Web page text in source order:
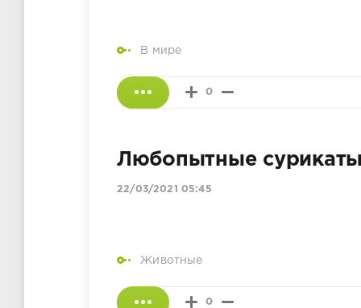
В мире
0
Любопытные сурикаты
22/03/2021 05:45
Животные
0